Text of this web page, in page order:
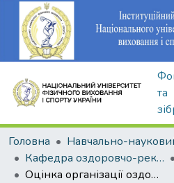
та
Головна
Кафедра оздоровчо-рекреаційної рухової активності
Оцінка організації оздоровчо-рекреаційної діяльності у позашкільних навчальних закладах туристсько-краєзнавчого напряму